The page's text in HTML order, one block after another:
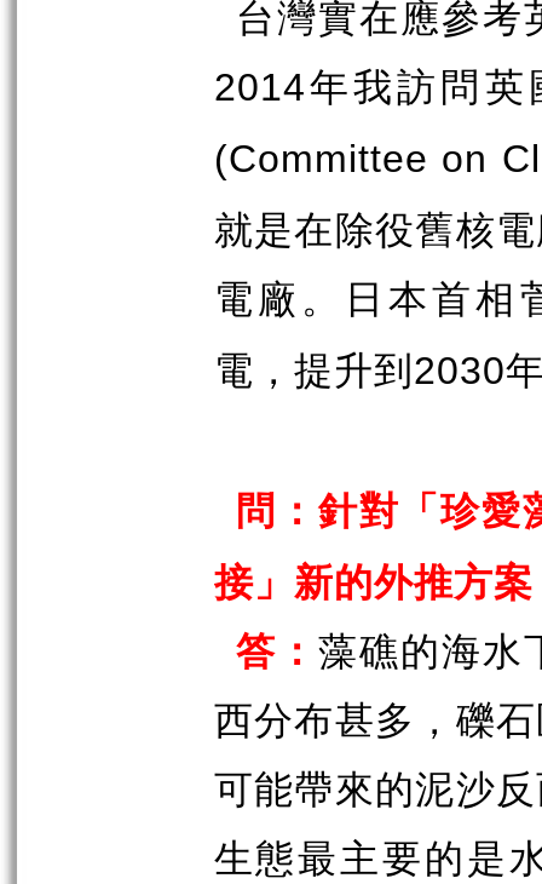
台灣實在應參
2014年我訪問
(Committee on
就是在除役舊核
電廠。日本首相
電，提升到2030
問：針對「珍愛
接」新的外推方
答：藻礁的海水
西分布甚多，礫
可能帶來的泥沙
生態最主要的是